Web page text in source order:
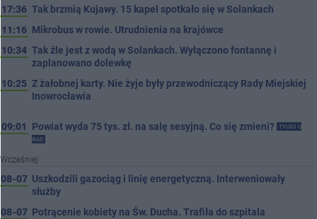
17:36 Tak brzmią Kujawy. 15 kapel spotkało się w Solankach
11:16 Mikrobus w rowie. Utrudnienia na krajówce
10:34 Tak źle jest z wodą w Solankach. Wyłączono fontannę i
zaplanowano dolewkę
10:25 Z żałobnej karty. Nie żyje były przewodniczący Rady Miejskiej
Inowrocławia
09:01 Powiat wyda 75 tys. zł. na salę sesyjną. Co się zmieni?
TYLKO U
NAS
Wcześniej
08-07 Uszkodzili gazociąg i linię energetyczną. Interweniowały
służby
08-07 Potrącenie kobiety na Św. Ducha. Trafiła do szpitala